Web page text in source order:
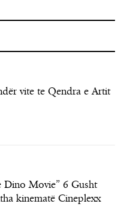
vite te Qendra e Artit
Dino Movie” 6 Gusht
kinematë Cineplexx